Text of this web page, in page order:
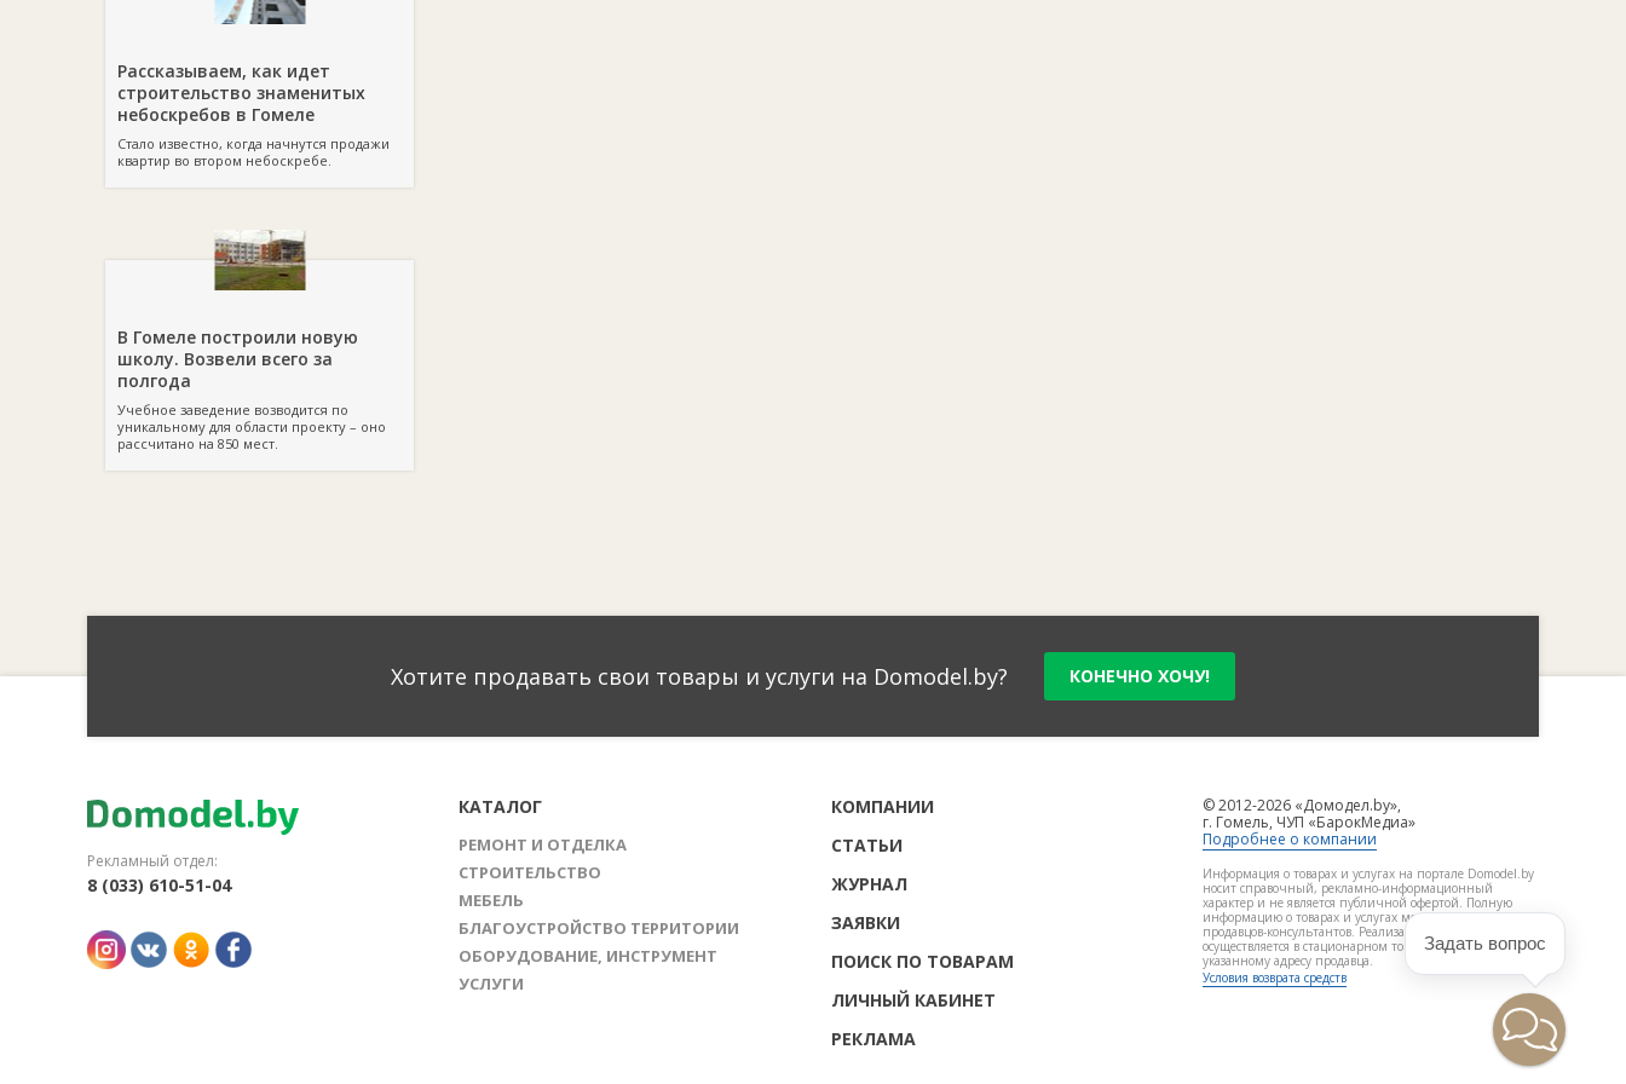
Рассказываем, как идет
строительство знаменитых
небоскребов в Гомеле
Стало известно, когда начнутся продажи
квартир во втором небоскребе.
В Гомеле построили новую
школу. Возвели всего за
полгода
Учебное заведение возводится по
уникальному для области проекту – оно
рассчитано на 850 мест.
Хотите продавать свои товары и услуги на Domodel.by? КОНЕЧНО ХОЧУ!
Рекламный отдел:
8 (033) 610-51-04
КАТАЛОГ
РЕМОНТ И ОТДЕЛКА
СТРОИТЕЛЬСТВО
МЕБЕЛЬ
БЛАГОУСТРОЙСТВО ТЕРРИТОРИИ
ОБОРУДОВАНИЕ, ИНСТРУМЕНТ
УСЛУГИ
КОМПАНИИ
СТАТЬИ
ЖУРНАЛ
ЗАЯВКИ
ПОИСК ПО ТОВАРАМ
ЛИЧНЫЙ КАБИНЕТ
РЕКЛАМА
© 2012-2026 «Домодел.by»,
г. Гомель, ЧУП «БарокМедиа»
Подробнее о компании
Информация о товарах и услугах на портале Domodel.by
носит справочный, рекламно-информационный
характер и не является публичной офертой. Полную
информацию о товарах и услугах можно получить у
продавцов-консультантов. Реализация товара
осуществляется в стационарном торговом объекте по
указанному адресу продавца.
Условия возврата средств
Задать вопрос